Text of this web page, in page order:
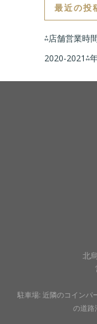
最近の投
⁂店舗営業時
2020-2021⁂
北
駐車場: 近隣のコインパ
の道路